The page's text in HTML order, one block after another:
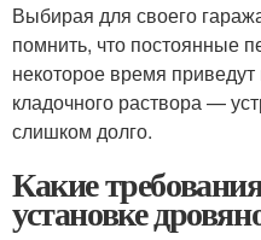
Выбирая для своего
помнить, что постоянные
некоторое время
кладочного раствора —
слишком долго.
Какие
установке